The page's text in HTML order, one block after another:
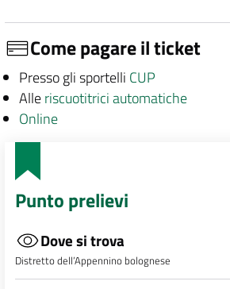
Come pagare il ticket
Presso gli sportelli CUP
Alleriscuotitrici automatiche
Online
Punto prelievi
Dove si trova
Distretto dell’Appennino bolognese